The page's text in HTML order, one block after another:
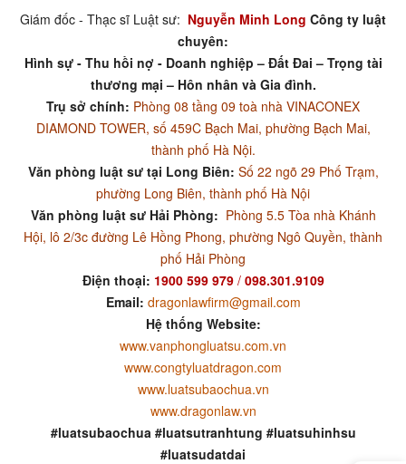
Giám đốc - Thạc sĩ Luật sư: Nguyễn Minh Long Công ty luật
chuyên:
Hình sự - Thu hồi nợ - Doanh nghiệp – Đất Đai – Trọng tài
thương mại – Hôn nhân và Gia đình.
Trụ sở chính: Phòng 08 tầng 09 toà nhà VINACONEX
DIAMOND TOWER, số 459C Bạch Mai, phường Bạch Mai,
thành phố Hà Nội.
Văn phòng luật sư tại Long Biên: Số 22 ngõ 29 Phố Trạm,
phường Long Biên, thành phố Hà Nội
Văn phòng luật sư Hải Phòng: Phòng 5.5 Tòa nhà Khánh
Hội, lô 2/3c đường Lê Hồng Phong, phường Ngô Quyền, thành
phố Hải Phòng
Điện thoại: 1900 599 979/ 098.301.9109
Email: dragonlawfirm@gmail.com
Hệ thống Website:
www.vanphongluatsu.com.vn
www.congtyluatdragon.com
www.luatsubaochua.vn
www.dragonlaw.vn
#luatsubaochua #luatsutranhtung #luatsuhinhsu
#luatsudatdai